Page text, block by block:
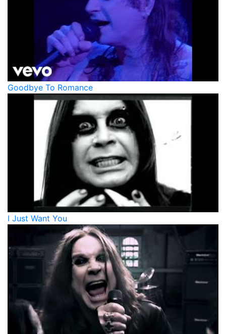
Goodbye To Romance
I Just Want You